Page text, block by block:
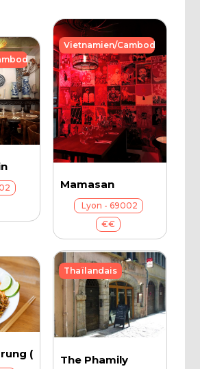
Mamasan
Lyon - 69002
€€
Vietnamien/Cambodgien
(Mercière)The Phamily
Thaïlandais